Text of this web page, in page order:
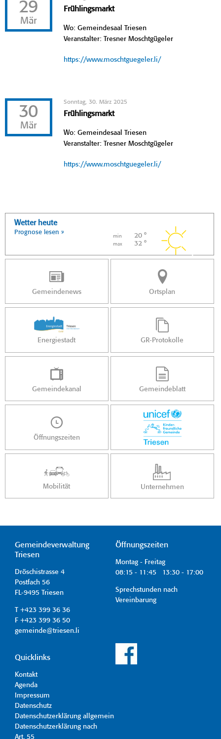
29
Mär
Frühlingsmarkt
Wo: Gemeindesaal Triesen
Veranstalter: Tresner Moschtgügeler
https://www.moschtguegeler.li/
30
Mär
Sonntag, 30. März 2025
Frühlingsmarkt
Wo: Gemeindesaal Triesen
Veranstalter: Tresner Moschtgügeler
https://www.moschtguegeler.li/
Wetter heute
Prognose lesen »
min 20 °
max 32 °
Gemeindenews Ortsplan
Energiestadt GR-Protokolle
Gemeindekanal Gemeindeblatt
Öffnungszeiten
Mobilität Unternehmen
Gemeindeverwaltung
Triesen
Dröschistrasse 4
Postfach 56
FL-9495 Triesen
T +423 399 36 36
F +423 399 36 50
gemeinde@triesen.li
Öffnungszeiten
Montag - Freitag
08:15 - 11:45 13:30 - 17:00
Sprechstunden nach
Vereinbarung
Quicklinks
Kontakt
Agenda
Impressum
Datenschutz
Datenschutzerklärung allgemein
Datenschutzerklärung nach
Art. 55